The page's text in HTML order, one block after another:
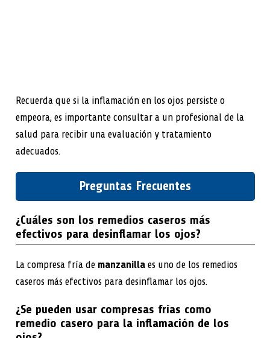
Recuerda que si la inflamación en los ojos persiste o
empeora, es importante consultar a un profesional de la
salud para recibir una evaluación y tratamiento
adecuados.
Preguntas Frecuentes
¿Cuáles son los remedios caseros más
efectivos para desinflamar los ojos?
La compresa fría de manzanillaes uno de los remedios
caseros más efectivos para desinflamar los ojos.
¿Se pueden usar compresas frías como
remedio casero para la inflamación de los